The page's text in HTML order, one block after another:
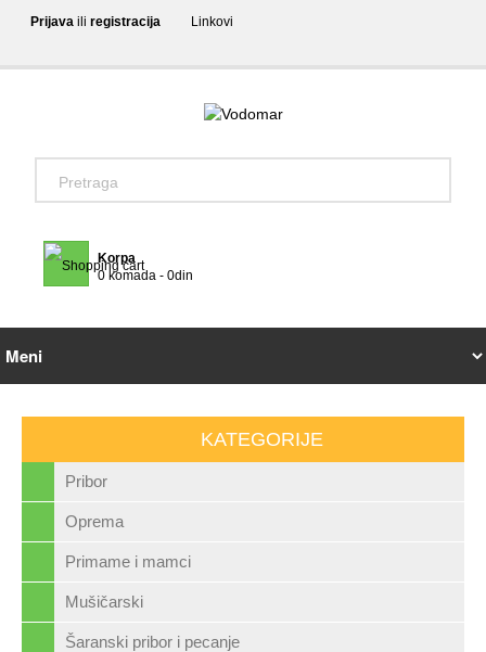
Prijava ili registracija Linkovi
Korpa
0 komada - 0din
KATEGORIJE
Pribor
Oprema
Primame i mamci
Mušičarski
Šaranski pribor i pecanje